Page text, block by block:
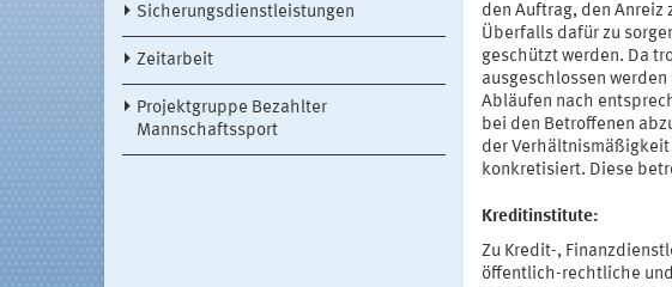
Sicherungsdienstleistungen
Zeitarbeit
Projektgruppe Bezahlter
Mannschaftssport
den Auftrag, den Anreiz
Überfalls dafür zu
geschützt werden. Da
ausgeschlossen
Abläufen nach
bei den Betroffenen
der Verhältnismäßigkeit
konkretisiert. Diese
Kreditinstitute:
Zu Kredit-,
öffentlich-rechtliche